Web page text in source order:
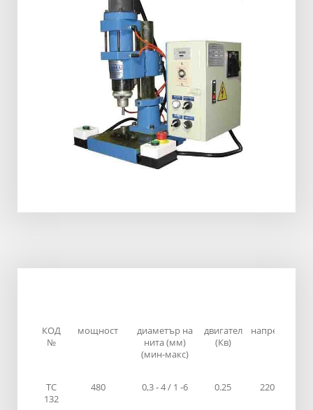
КОД
№
мощност
диаметър на
нита (мм)
(мин-макс)
двигател
(Кв)
напрежение
TC
132
480 0,3 - 4 / 1 -6 0.25 220 / 380